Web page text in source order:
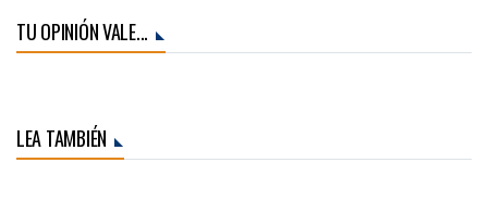
TU OPINIÓN VALE...
LEA TAMBIÉN